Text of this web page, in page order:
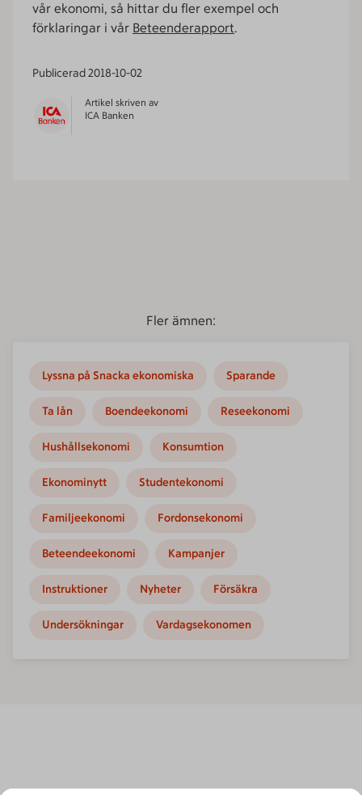
vår ekonomi, så hittar du fler exempel och
förklaringar i vår Beteenderapport.
Publicerad2018-10-02
Artikel skriven av
ICA Banken
Fler ämnen:
Lyssna på Snacka ekonomiska Sparande
Ta lån Boendeekonomi Reseekonomi
Hushållsekonomi Konsumtion
Ekonominytt Studentekonomi
Familjeekonomi Fordonsekonomi
Beteendeekonomi Kampanjer
Instruktioner Nyheter Försäkra
Undersökningar Vardagsekonomen